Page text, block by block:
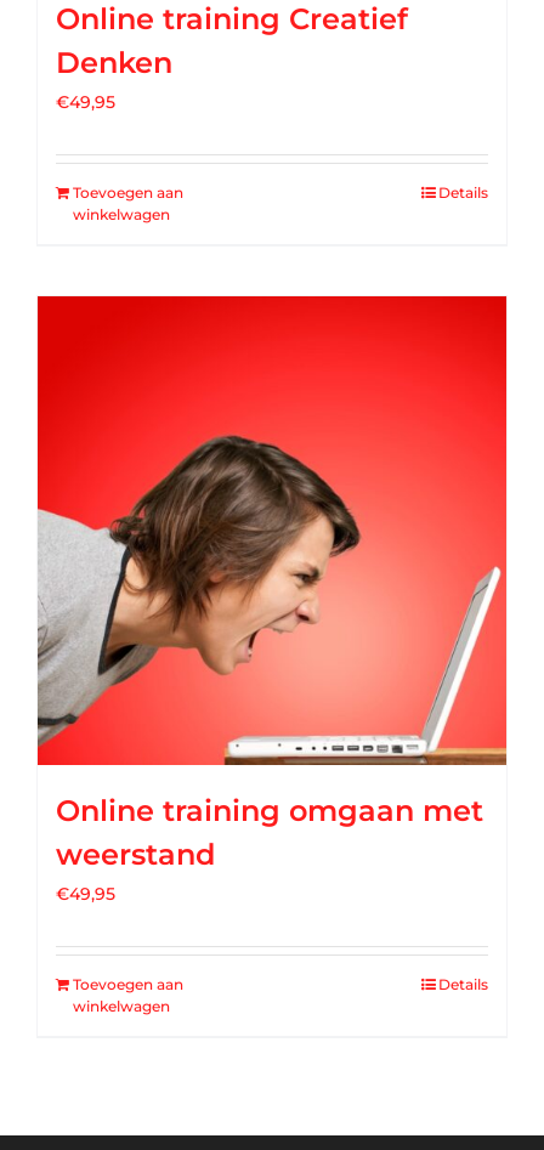
Online training Creatief
Denken
€49,95
Toevoegen aan
winkelwagen
Details
Online training omgaan met
weerstand
€49,95
Toevoegen aan
winkelwagen
Details